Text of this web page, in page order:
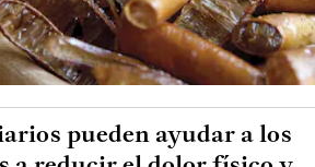
pueden ayudar a los